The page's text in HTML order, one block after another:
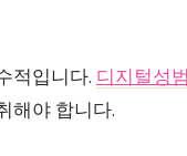
적입니다. 디지털성
해야 합니다.